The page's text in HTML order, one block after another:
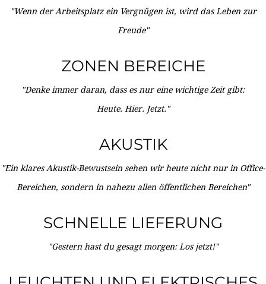
"Wenn der Arbeitsplatz ein Vergnügen ist, wird das Leben zur
Freude"
ZONEN BEREICHE
"Denke immer daran, dass es nur eine wichtige Zeit gibt:
Heute. Hier. Jetzt."
AKUSTIK
"Ein klares Akustik-Bewustsein sehen wir heute nicht nur in Office-
Bereichen, sondern in nahezu allen öffentlichen Bereichen"
SCHNELLE LIEFERUNG
"Gestern hast du gesagt morgen: Los jetzt!"